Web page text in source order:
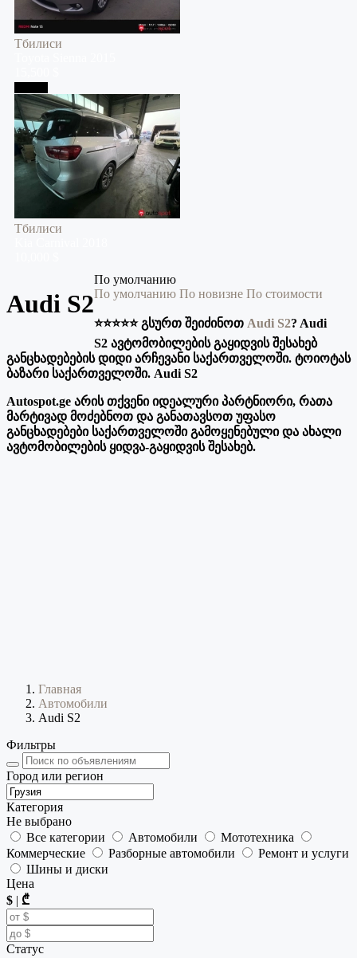
Тбилиси
Тбилиси
Audi S2
По умолчанию
По умолчанию По новизне По стоимости
⭐️⭐️⭐️⭐️⭐️ გსურთ შეიძინოთ Audi S2? Audi
S2 ავტომობილების გაყიდვის შესახებ
განცხადებების დიდი არჩევანი საქართველოში. ტოიოტას
ბაზარი საქართველოში. Audi S2
Autospot.ge არის თქვენი იდეალური პარტნიორი, რათა
მარტივად მოძებნოთ და განათავსოთ უფასო
განცხადებები საქართველოში გამოყენებული და ახალი
ავტომობილების ყიდვა-გაყიდვის შესახებ.
Главная
Автомобили
Audi S2
Фильтры
Город или регион
Категория
Не выбрано
Все категории
Автомобили
Мототехника
Коммерческие
Разборные автомобили
Ремонт и услуги
Шины и диски
Цена
$ | ₾
Статус